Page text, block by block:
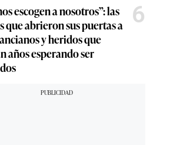
escogen a nosotros”: las
que abrieron sus puertas a
y heridos que
años esperando ser
6